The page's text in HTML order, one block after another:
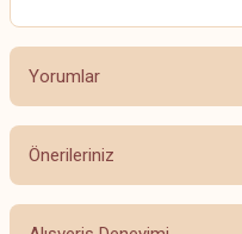
Yorumlar
Bu ürüne
Önerileriniz
Bu ürünün fiyat bilgisi, resim,